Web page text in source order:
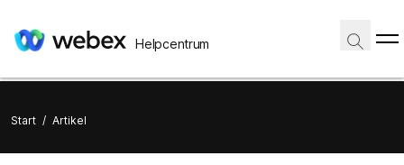
Helpcentrum
Start / Artikel